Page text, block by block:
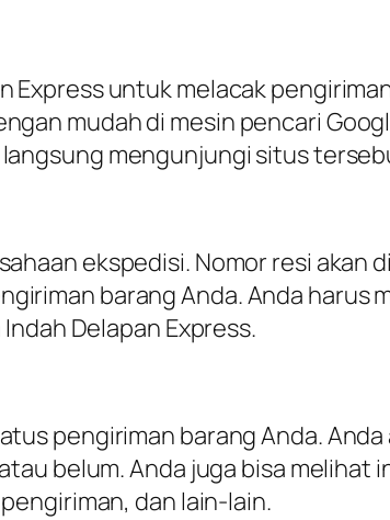
Express untuk melacak
mudah di mesin pencari
langsung mengunjungi situs
ekspedisi. Nomor resi akan
barang Anda. Anda harus
Delapan Express.
pengiriman barang Anda.
belum. Anda juga bisa melihat
dan lain-lain.